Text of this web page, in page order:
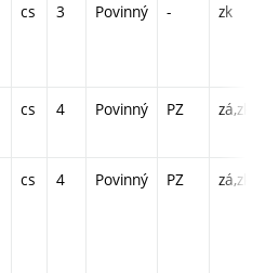
cs 3 Povinný - zk
cs 4 Povinný PZ zá,zk
cs 4 Povinný PZ zá,zk